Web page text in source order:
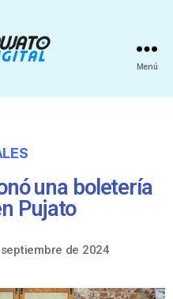
Menú
una boletería
Pujato
de 2024